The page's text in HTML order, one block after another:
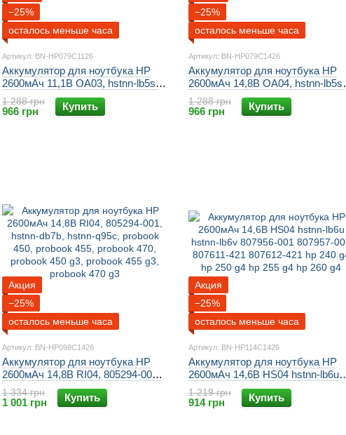
−25%
осталось меньше часа
Артикул: BN-HP079C1126
Аккумулятор для ноутбука HP
2600мАч 11,1В OA03, hstnn-lb5s,
hstnn-lb5y, 740715-001, 746641-
001, tpn-c113, tpn-f113, hp 250 g3,
hp 255 g3, hp 250 g2, hp 255 g2
1 288 грн
966 грн Купить
−25%
осталось меньше часа
Артикул: BN-HP079C1426
Аккумулятор для ноутбука HP
2600мАч 14,8В OA04, hstnn-lb5s,
hstnn-lb5y, 740715-001, 746641-
001, tpn-c113, tpn-f113, hp 250 g3,
hp 255 g3, hp 250 g2, hp 255 g2
1 288 грн
966 грн Купить
Акция
−25%
осталось меньше часа
Артикул: BN-HP098C1426
Аккумулятор для ноутбука HP
2600мАч 14,8В RI04, 805294-001,
hstnn-db7b, hstnn-q95c, probook
450, probook 455, probook 470,
probook 450 g3, probook 455 g3,
1 334 грн
1 001 грн Купить
Акция
−25%
осталось меньше часа
Артикул: BN-HP114C1426
Аккумулятор для ноутбука HP
2600мАч 14,6В HS04 hstnn-lb6u
hstnn-lb6v 807956-001 807957-001
807611-421 807612-421 hp 240 g4
hp 250 g4 hp 255 g4 hp 260 g4
1 219 грн
914 грн Купить